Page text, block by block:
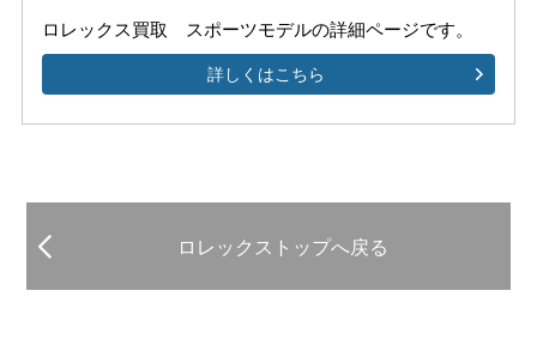
ロレックス買取 スポーツモデルの詳細ページです。
詳しくはこちら
ロレックストップへ戻る